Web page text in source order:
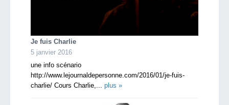
Je fuis Charlie
5 janvier 2016
une info scénario
http://www.lejournaldepersonne.com/2016/01/je-fuis-
charlie/ Cours Charlie,... plus »